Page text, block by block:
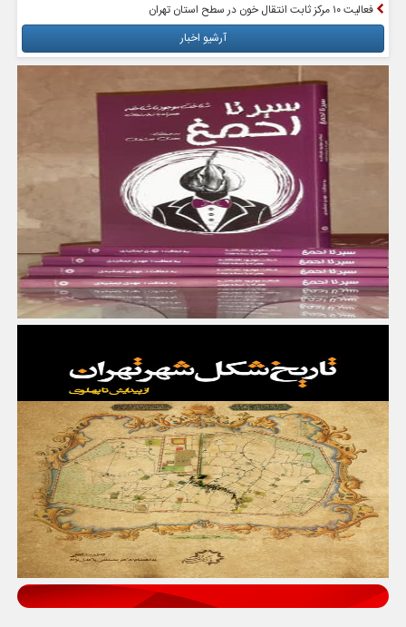
فعالیت ۱۰ مرکز ثابت انتقال خون در سطح استان تهران
آرشیو اخبار